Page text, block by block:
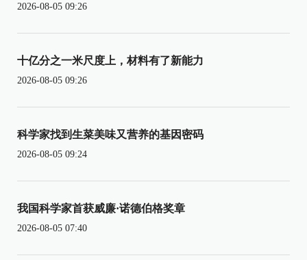
2026-08-05 09:26
十亿分之一米尺度上，材料有了新能力
2026-08-05 09:26
科学家找到生菜美味又营养的基因密码
2026-08-05 09:24
我国科学家首获威廉·诺德伯格奖章
2026-08-05 07:40